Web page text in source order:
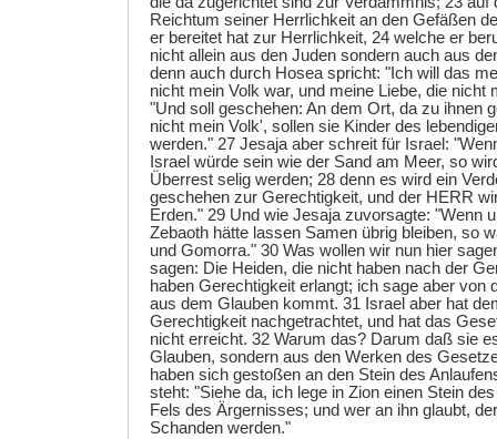
Reichtum seiner Herrlichkeit an den Gefäßen
er bereitet hat zur Herrlichkeit, 24 welche er
nicht allein aus den Juden sondern auch aus
denn auch durch Hosea spricht: "Ich will das
nicht mein Volk war, und meine Liebe, die nicht
"Und soll geschehen: An dem Ort, da zu ihnen
nicht mein Volk', sollen sie Kinder des
werden." 27 Jesaja aber schreit für Israel:
Israel würde sein wie der Sand am Meer, so
Überrest selig werden; 28 denn es wird ein
geschehen zur Gerechtigkeit, und der HERR
Erden." 29 Und wie Jesaja zuvorsagte: "Wenn
Zebaoth hätte lassen Samen übrig bleiben, so
und Gomorra." 30 Was wollen wir nun hier
sagen: Die Heiden, die nicht haben nach der
haben Gerechtigkeit erlangt; ich sage aber von
aus dem Glauben kommt. 31 Israel aber hat
Gerechtigkeit nachgetrachtet, und hat das
nicht erreicht. 32 Warum das? Darum daß sie
Glauben, sondern aus den Werken des
haben sich gestoßen an den Stein des
steht: "Siehe da, ich lege in Zion einen Stein
Fels des Ärgernisses; und wer an ihn glaubt,
Schanden werden."